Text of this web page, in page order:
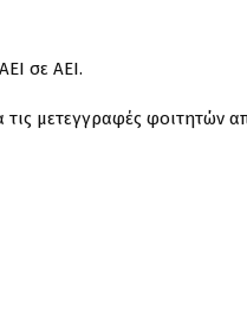
σε ΑΕΙ.
μετεγγραφές φοιτητών